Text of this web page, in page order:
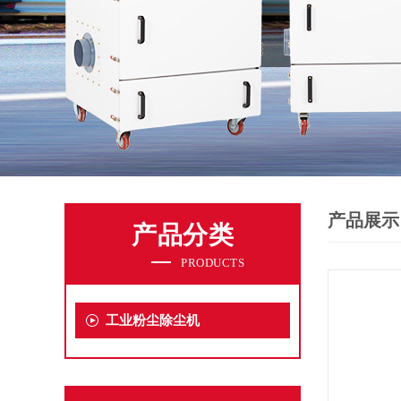
产品分类
PRODUCTS
工业粉尘除尘机
产品展示